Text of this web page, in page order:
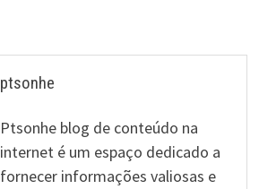
ptsonhe
Ptsonhe blog de conteúdo na
internet é um espaço dedicado a
fornecer informações valiosas e